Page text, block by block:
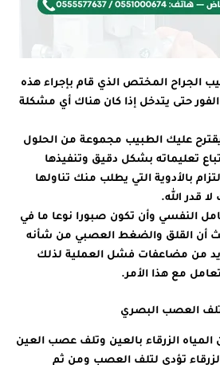
الجراح المختص الذي قام بإجراء هذه
حتى يتدخل إذا كان هناك أي مشكلة
عليك الطبيب مجموعة من الحلول
تعليماته بشكل دقيق وتنفيذها
بالأدوية التي يطلب منك تناولها
قدر الله.
النفسي وأن تكون صبورا نوعا ما في
أن القلق والضغط العصبي من شأنه
من مضاعفات فشل العملية لذلك
مع هذا الأمر.
العصب البصري
المياه الزرقاء بالعين وتلف عصب العين
تؤدي لتلف العصب ومن ثم